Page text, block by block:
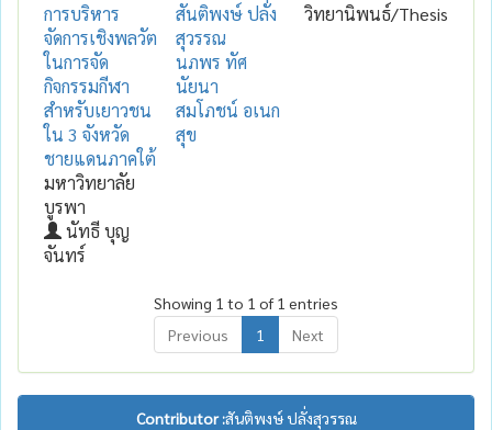
การบริหาร
จัดการเชิงพลวัต
ในการจัด
กิจกรรมกีฬา
สำหรับเยาวชน
ใน 3 จังหวัด
ชายแดนภาคใต้
มหาวิทยาลัย
บูรพา
นัทธี บุญ
จันทร์
สันติพงษ์ ปลั่ง
สุวรรณ
นภพร ทัศ
นัยนา
สมโภชน์ อเนก
สุข
วิทยานิพนธ์/Thesis
Showing 1 to 1 of 1 entries
Previous
1 Next
Contributor :สันติพงษ์ ปลั่งสุวรรณ